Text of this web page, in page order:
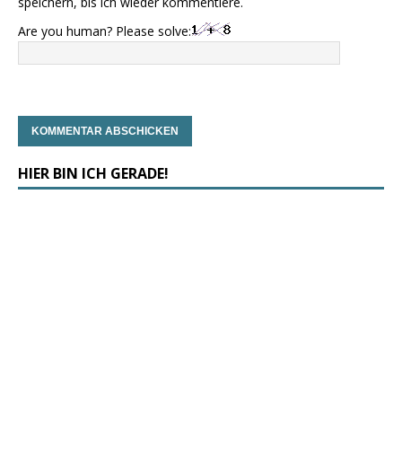
Are you human? Please solve:
HIER BIN ICH GERADE!